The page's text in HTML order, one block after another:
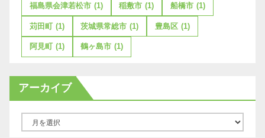
福島県会津若松市 (1) 稲敷市 (1) 船橋市 (1)
苅田町 (1) 茨城県常総市 (1) 豊島区 (1)
阿見町 (1) 鶴ヶ島市 (1)
アーカイブ